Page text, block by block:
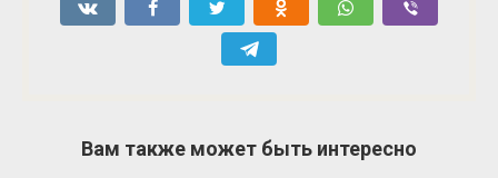
Вам также может быть интересно